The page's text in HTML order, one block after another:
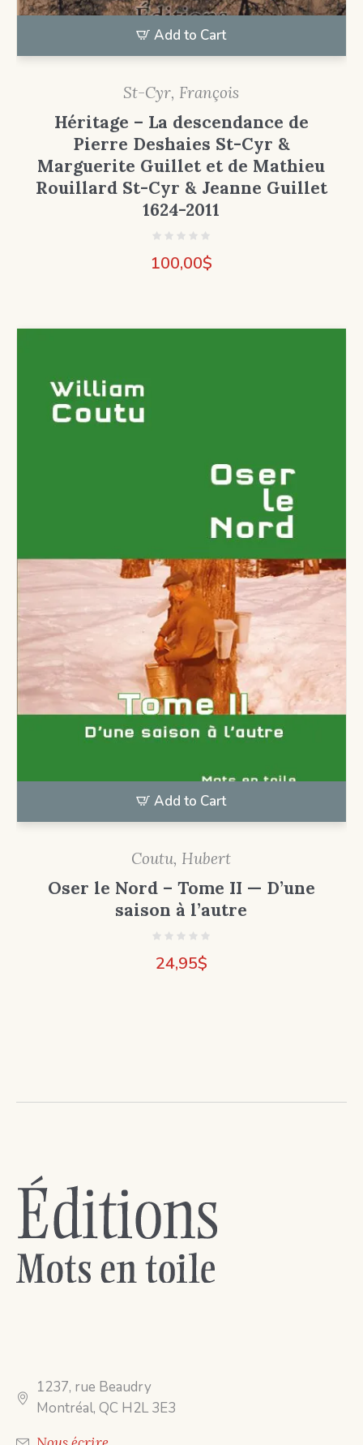
Add to Cart
St-Cyr, François
Héritage – La descendance de
Pierre Deshaies St-Cyr &
Marguerite Guillet et de Mathieu
Rouillard St-Cyr & Jeanne Guillet
1624-2011
100,00$
Add to Cart
Coutu, Hubert
Oser le Nord – Tome II — D’une
saison à l’autre
24,95$
1237, rue Beaudry
Montréal, QC H2L 3E3